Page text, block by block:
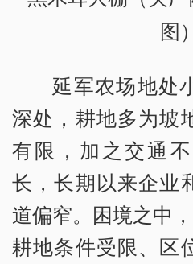
图）
延军农场地处
深处，耕地多为坡
有限，加之交通
长，长期以来企业
道偏窄。困境之中
耕地条件受限、区